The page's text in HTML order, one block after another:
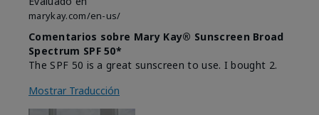
marykay.com/en-us/
Comentarios sobre Mary Kay® Sunscreen Broad
Spectrum SPF 50*
The SPF 50 is a great sunscreen to use. I bought 2.
Mostrar Traducción